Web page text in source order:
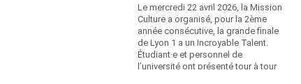
Le mercredi 22 avril 2026, la Mission
Culture a organisé, pour la 2ème
année consécutive, la grande finale
de Lyon 1 a un Incroyable Talent.
Étudiant·e et personnel de
l’université ont présenté tour à tour